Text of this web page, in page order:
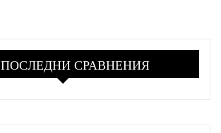
ПОСЛЕДНИ СРАВНЕНИЯ